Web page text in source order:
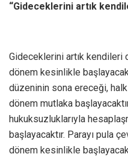
“Gideceklerini artık
Gideceklerini artık kendileri
dönem kesinlikle
düzeninin sona ereceği,
dönem mutlaka
hukuksuzluklarıyla
başlayacaktır. Parayı pula
dönem kesinlikle